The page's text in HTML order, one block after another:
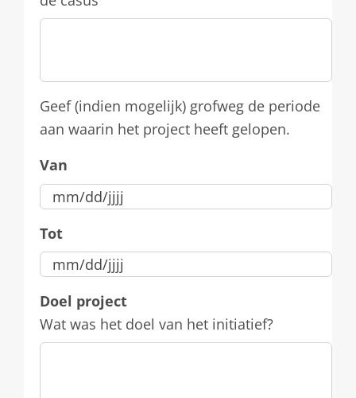
Geef (indien mogelijk) grofweg de periode
aan waarin het project heeft gelopen.
Van
slash
DD
JJJJ
Tot
slash
DD
Doel project
Wat was het doel van het initiatief?